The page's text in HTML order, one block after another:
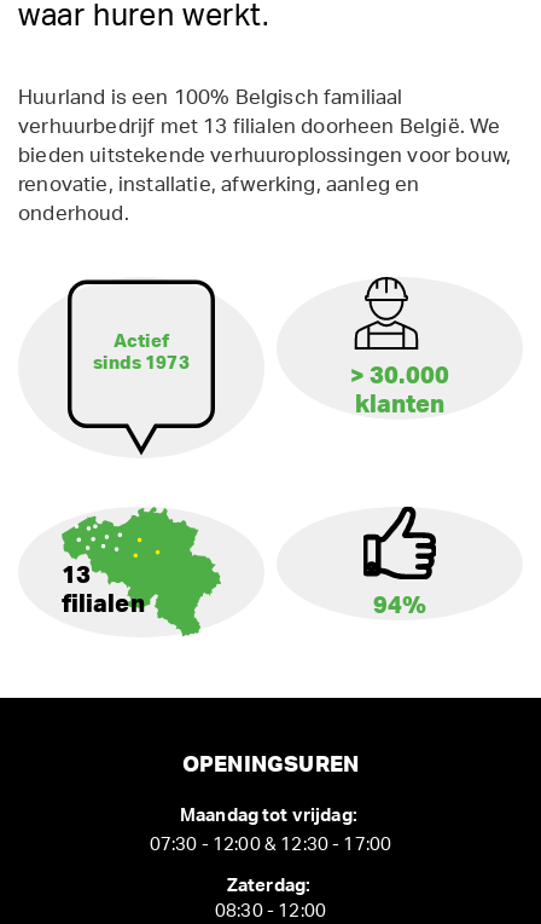
waar huren werkt.
Huurland is een 100% Belgisch familiaal
verhuurbedrijf met 13 filialen doorheen België. We
bieden uitstekende verhuuroplossingen voor bouw,
renovatie, installatie, afwerking, aanleg en
onderhoud.
Actief
sinds 1973
> 30.000
klanten
13
filialen
94%
OPENINGSUREN
Maandag tot vrijdag:
07:30 - 12:00 & 12:30 - 17:00
Zaterdag:
08:30 - 12:00